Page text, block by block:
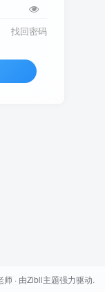
找回密码
师 · 由Zibll主题强力驱动.